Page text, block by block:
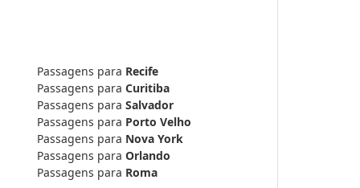
Passagens para Recife
Passagens para Curitiba
Passagens para Salvador
Passagens para Porto Velho
Passagens para Nova York
Passagens para Orlando
Passagens para Roma